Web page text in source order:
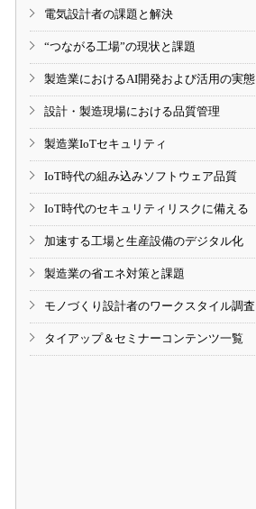
電気設計者の課題と解決
“つながる工場”の現状と課題
製造業におけるAI開発および活用の実態
設計・製造現場における品質管理
製造業IoTセキュリティ
IoT時代の組み込みソフトウェア品質
IoT時代のセキュリティリスクに備える
加速する工場と生産設備のデジタル化
製造業の省エネ対策と課題
モノづくり設計者のワークスタイル調査
タイアップ＆セミナーコンテンツ一覧